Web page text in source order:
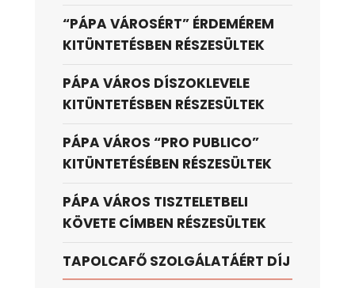
“PÁPA VÁROSÉRT” ÉRDEMÉREM
KITÜNTETÉSBEN RÉSZESÜLTEK
PÁPA VÁROS DÍSZOKLEVELE
KITÜNTETÉSBEN RÉSZESÜLTEK
PÁPA VÁROS “PRO PUBLICO”
KITÜNTETÉSÉBEN RÉSZESÜLTEK
PÁPA VÁROS TISZTELETBELI
KÖVETE CÍMBEN RÉSZESÜLTEK
TAPOLCAFŐ SZOLGÁLATÁÉRT DÍJ